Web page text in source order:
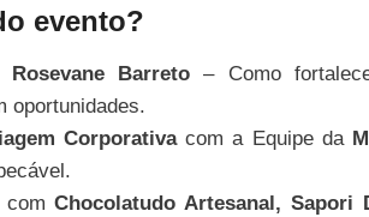
evento?
Barreto– Como
oportunidades.
Corporativacom a Equipe da
comChocolatudo Artesanal, Sapori